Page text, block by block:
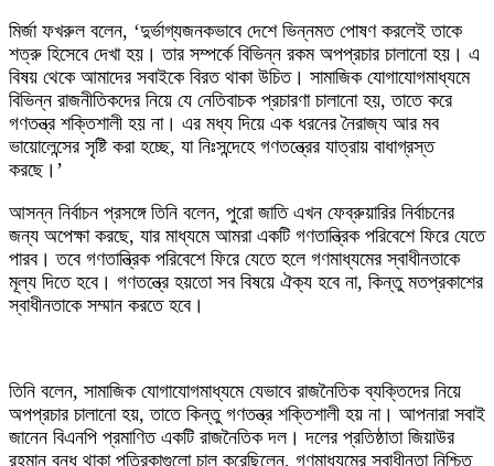
মির্জা ফখরুল বলেন, ‘দুর্ভাগ্যজনকভাবে দেশে ভিন্নমত পোষণ করলেই তাকে
শত্রু হিসেবে দেখা হয়। তার সম্পর্কে বিভিন্ন রকম অপপ্রচার চালানো হয়। এ
বিষয় থেকে আমাদের সবাইকে বিরত থাকা উচিত। সামাজিক যোগাযোগমাধ্যমে
বিভিন্ন রাজনীতিকদের নিয়ে যে নেতিবাচক প্রচারণা চালানো হয়, তাতে করে
গণতন্ত্র শক্তিশালী হয় না। এর মধ্য দিয়ে এক ধরনের নৈরাজ্য আর মব
ভায়োলেন্সের সৃষ্টি করা হচ্ছে, যা নিঃসন্দেহে গণতন্ত্রের যাত্রায় বাধাগ্রস্ত
করছে।’
আসন্ন নির্বাচন প্রসঙ্গে তিনি বলেন, পুরো জাতি এখন ফেব্রুয়ারির নির্বাচনের
জন্য অপেক্ষা করছে, যার মাধ্যমে আমরা একটি গণতান্ত্রিক পরিবেশে ফিরে যেতে
পারব। তবে গণতান্ত্রিক পরিবেশে ফিরে যেতে হলে গণমাধ্যমের স্বাধীনতাকে
মূল্য দিতে হবে। গণতন্ত্রে হয়তো সব বিষয়ে ঐক্য হবে না, কিন্তু মতপ্রকাশের
স্বাধীনতাকে সম্মান করতে হবে।
তিনি বলেন, সামাজিক যোগাযোগমাধ্যমে যেভাবে রাজনৈতিক ব্যক্তিদের নিয়ে
অপপ্রচার চালানো হয়, তাতে কিন্তু গণতন্ত্র শক্তিশালী হয় না। আপনারা সবাই
জানেন বিএনপি প্রমাণিত একটি রাজনৈতিক দল। দলের প্রতিষ্ঠাতা জিয়াউর
রহমান বন্ধ থাকা পত্রিকাগুলো চালু করেছিলেন, গণমাধ্যমের স্বাধীনতা নিশ্চিত